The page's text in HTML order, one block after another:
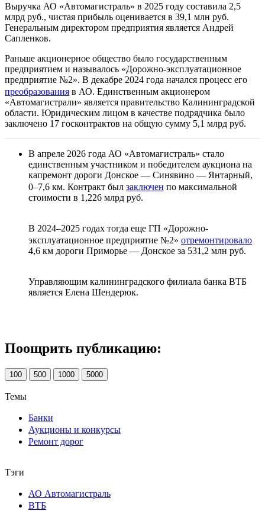
Выручка АО «Автомагистраль» в 2025 году составила 2,5
млрд руб., чистая прибыль оценивается в 39,1 млн руб.
Генеральным директором предприятия является Андрей
Сапленков.
Раньше акционерное общество было государственным
предприятием и называлось «Дорожно-эксплуатационное
предприятие №2». В декабре 2024 года начался процесс его
преобразования в АО. Единственным акционером
«Автомагистрали» является правительство Калининградской
области. Юридическим лицом в качестве подрядчика было
заключено 17 госконтрактов на общую сумму 5,1 млрд руб.
В апреле 2026 года АО «Автомагистраль» стало
единственным участником и победителем аукциона на
капремонт дороги Донское — Синявино — Янтарный,
0–7,6 км. Контракт был заключен по максимальной
стоимости в 1,226 млрд руб.
В 2024–2025 годах тогда еще ГП «Дорожно-
эксплуатационное предприятие №2» отремонтировало
4,6 км дороги Приморье — Донское за 531,2 млн руб.
Управляющим калининградского филиала банка ВТБ
является Елена Шендерюк.
Поощрить публикацию:
100 500 1000 5000
Темы
Банки
Аукционы и конкурсы
Ремонт дорог
Тэги
АО Автомагистраль
ВТБ